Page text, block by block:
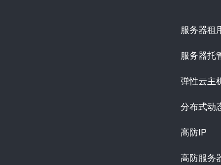
服务器租
服务器托
弹性云主
分布式动
高防IP
高防服务